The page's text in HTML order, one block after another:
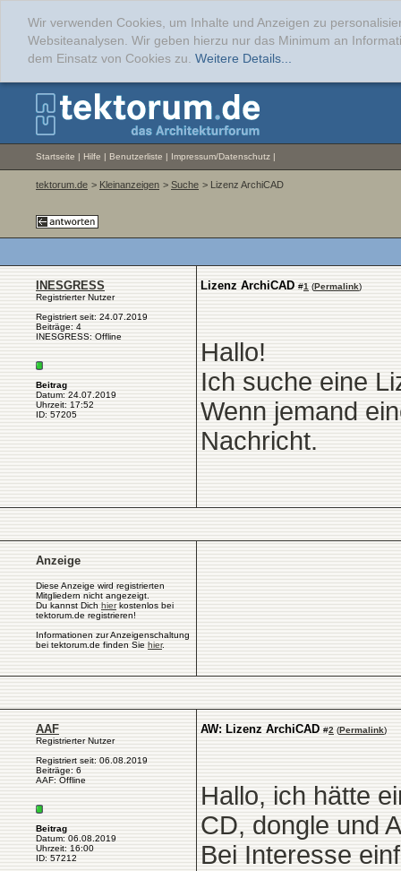
Wir verwenden Cookies, um Inhalte und Anzeigen zu
Websiteanalysen. Wir geben hierzu nur das Minimum an
dem Einsatz von Cookies zu. Weitere Details...
Startseite | Hilfe | Benutzerliste | Impressum/Datenschutz |
tektorum.de > Kleinanzeigen > Suche > Lizenz ArchiCAD
INESGRESS
Registrierter Nutzer
Registriert seit: 24.07.2019
Beiträge: 4
INESGRESS: Offline
Beitrag
Datum: 24.07.2019
Uhrzeit: 17:52
ID: 57205
Lizenz ArchiCAD #1 (Permalink)
Hallo!
Ich suche eine
Wenn jemand
Nachricht.
Anzeige
Diese Anzeige wird registrierten
Mitgliedern nicht angezeigt.
Du kannst Dich hierkostenlos bei
tektorum.de registrieren!
Informationen zur Anzeigenschaltung
bei tektorum.de finden Sie hier.
AAF
Registrierter Nutzer
Registriert seit: 06.08.2019
Beiträge: 6
AAF: Offline
Beitrag
Datum: 06.08.2019
Uhrzeit: 16:00
ID: 57212
AW: Lizenz ArchiCAD #2 (Permalink)
Hallo, ich hätte
CD, dongle und
Bei Interesse